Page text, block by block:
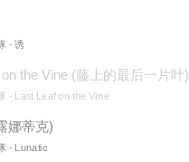
- 诱
the Vine (藤上的最后一片叶)
- Last Leaf on the Vine
娜蒂克)
- Lunatic